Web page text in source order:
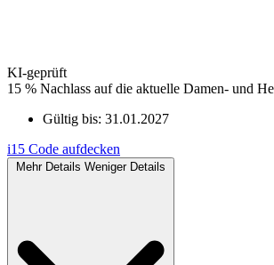
KI-geprüft
15 % Nachlass auf die aktuelle Damen- und
Gültig bis: 31.01.2027
i15 Code aufdecken
Mehr Details Weniger Details